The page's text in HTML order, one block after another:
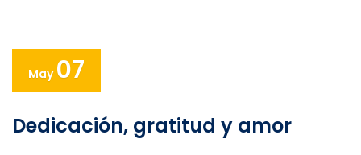
May 07
Dedicación, gratitud y amor